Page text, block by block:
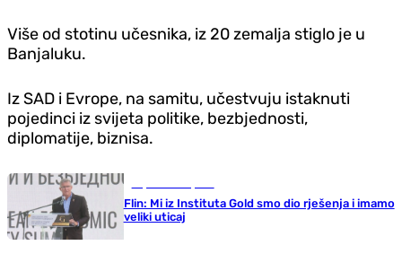
Više od stotinu učesnika, iz 20 zemalja stiglo je u
Banjaluku.
Iz SAD i Evrope, na samitu, učestvuju istaknuti
pojedinci iz svijeta politike, bezbjednosti,
diplomatije, biznisa.
Flin: Mi iz Instituta Gold smo dio rješenja i imamo
veliki uticaj